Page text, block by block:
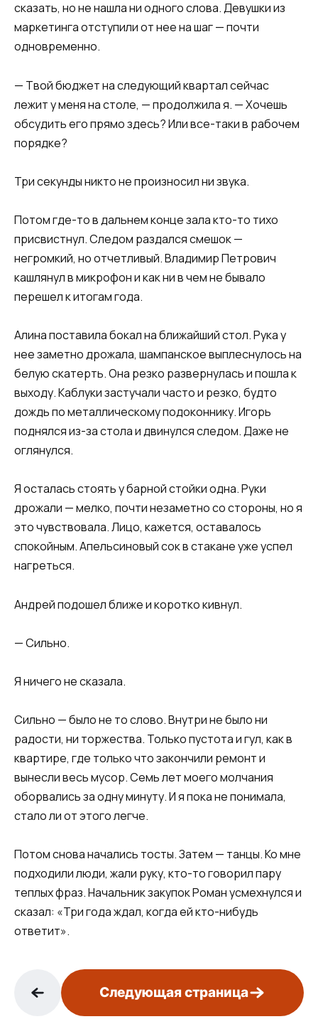
сказать, но не нашла ни одного слова. Девушки из
маркетинга отступили от нее на шаг — почти
одновременно.
— Твой бюджет на следующий квартал сейчас
лежит у меня на столе, — продолжила я. — Хочешь
обсудить его прямо здесь? Или все-таки в рабочем
порядке?
Три секунды никто не произносил ни звука.
Потом где-то в дальнем конце зала кто-то тихо
присвистнул. Следом раздался смешок —
негромкий, но отчетливый. Владимир Петрович
кашлянул в микрофон и как ни в чем не бывало
перешел к итогам года.
Алина поставила бокал на ближайший стол. Рука у
нее заметно дрожала, шампанское выплеснулось на
белую скатерть. Она резко развернулась и пошла к
выходу. Каблуки застучали часто и резко, будто
дождь по металлическому подоконнику. Игорь
поднялся из-за стола и двинулся следом. Даже не
оглянулся.
Я осталась стоять у барной стойки одна. Руки
дрожали — мелко, почти незаметно со стороны, но я
это чувствовала. Лицо, кажется, оставалось
спокойным. Апельсиновый сок в стакане уже успел
нагреться.
Андрей подошел ближе и коротко кивнул.
— Сильно.
Я ничего не сказала.
Сильно — было не то слово. Внутри не было ни
радости, ни торжества. Только пустота и гул, как в
квартире, где только что закончили ремонт и
вынесли весь мусор. Семь лет моего молчания
оборвались за одну минуту. И я пока не понимала,
стало ли от этого легче.
Потом снова начались тосты. Затем — танцы. Ко мне
подходили люди, жали руку, кто-то говорил пару
теплых фраз. Начальник закупок Роман усмехнулся и
сказал: «Три года ждал, когда ей кто-нибудь
ответит».
Следующая страница